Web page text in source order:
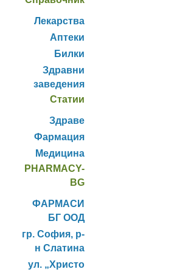
Лекарства
Аптеки
Билки
Здравни
заведения
Статии
Здраве
Фармация
Медицина
PHARMACY-
BG
ФАРМАСИ
БГ ООД
гр. София, р-
н Слатина
ул. „Христо